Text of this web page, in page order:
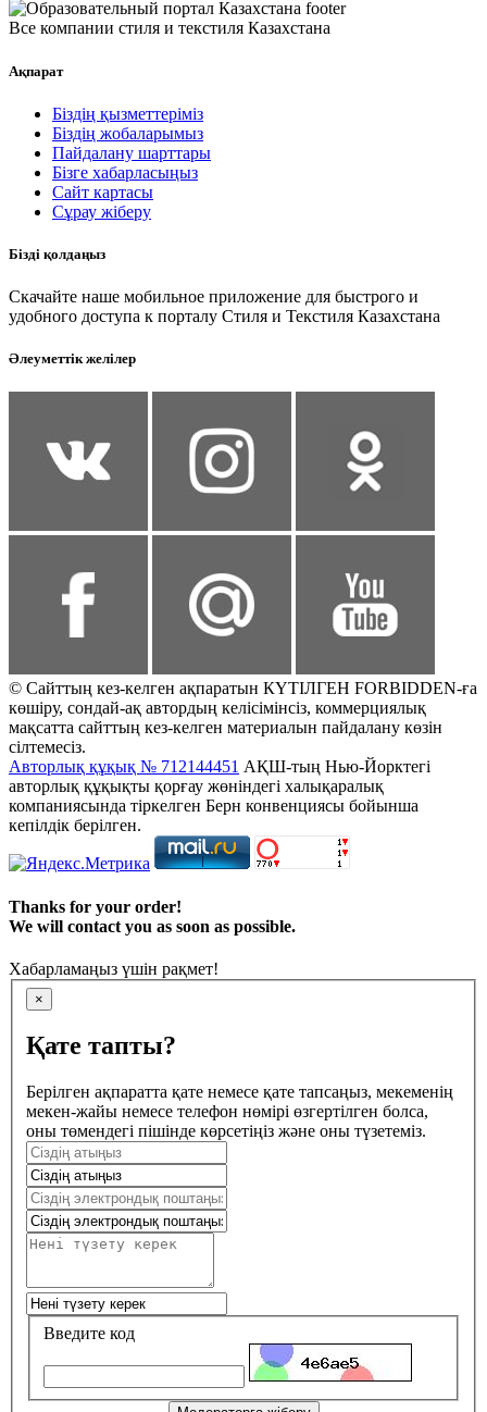
Все компании стиля и текстиля Казахстана
Ақпарат
Біздің қызметтеріміз
Біздің жобаларымыз
Пайдалану шарттары
Бізге хабарласыңыз
Сайт картасы
Сұрау жіберу
Бізді қолдаңыз
Скачайте наше мобильное приложение для быстрого и
удобного доступа к порталу Стиля и Текстиля Казахстана
Әлеуметтік желілер
© Сайттың кез-келген ақпаратын КҮТІЛГЕН FORBIDDEN-ға
көшіру, сондай-ақ автордың келісімінсіз, коммерциялық
мақсатта сайттың кез-келген материалын пайдалану көзін
сілтемесіз.
Авторлық құқық № 712144451 АҚШ-тың Нью-Йорктегі
авторлық құқықты қорғау жөніндегі халықаралық
компаниясында тіркелген Берн конвенциясы бойынша
кепілдік берілген.
Thanks for your order!
We will contact you as soon as possible.
Хабарламаңыз үшін рақмет!
×
Қате тапты?
Берілген ақпаратта қате немесе қате тапсаңыз, мекеменің
мекен-жайы немесе телефон нөмірі өзгертілген болса,
оны төмендегі пішінде көрсетіңіз және оны түзетеміз.
Введите код